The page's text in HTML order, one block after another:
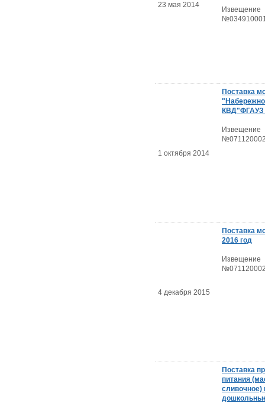
23 мая 2014
Извещение
1 октября 2014
Поставка
Извещение
4 декабря 2015
Поставка
2016 год
Извещение
Поставка
питания
сливочное)